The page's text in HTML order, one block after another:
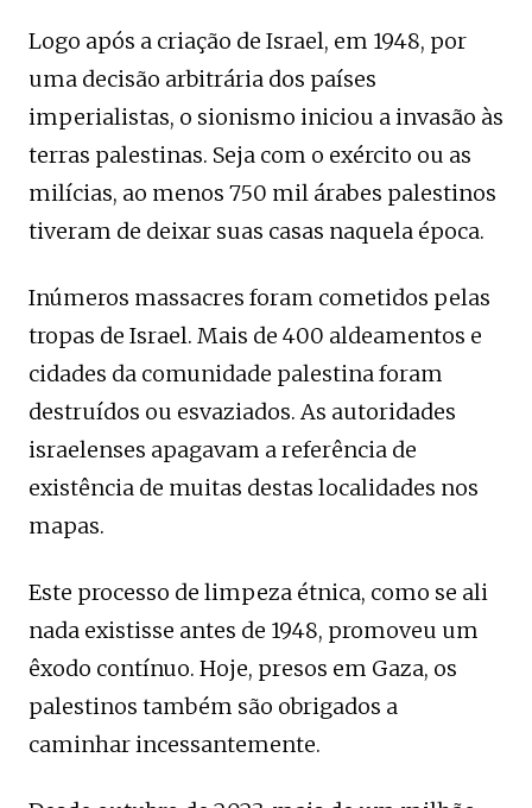
Logo após a criação de Israel, em 1948, por
uma decisão arbitrária dos países
imperialistas, o sionismo iniciou a invasão às
terras palestinas. Seja com o exército ou as
milícias, ao menos 750 mil árabes palestinos
tiveram de deixar suas casas naquela época.
Inúmeros massacres foram cometidos pelas
tropas de Israel. Mais de 400 aldeamentos e
cidades da comunidade palestina foram
destruídos ou esvaziados. As autoridades
israelenses apagavam a referência de
existência de muitas destas localidades nos
mapas.
Este processo de limpeza étnica, como se ali
nada existisse antes de 1948, promoveu um
êxodo contínuo. Hoje, presos em Gaza, os
palestinos também são obrigados a
caminhar incessantemente.